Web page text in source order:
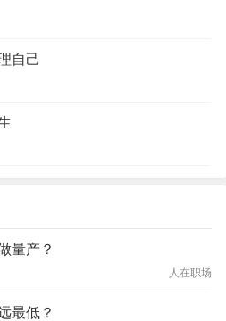
自己
量产？
人在职场
最低？